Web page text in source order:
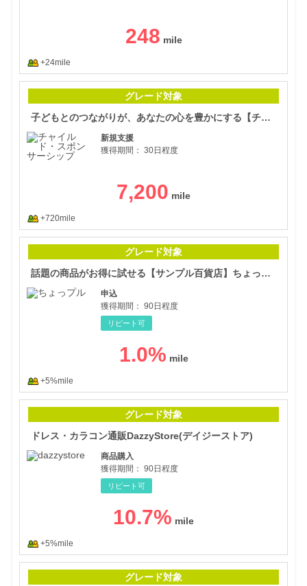
248
+24mile
グレード対象
子どもとのつながりが、あなたの心を豊かにする【チャイルド・スポンサーシップ】
新規支援
獲得期間： 30日程度
7,200
+720mile
グレード対象
話題の商品がお得に試せる【サンプル百貨店】ちょっプル申込
申込
獲得期間： 90日程度
リピート可
1.0%
+5%mile
グレード対象
ドレス・カラコン通販DazzyStore(デイジーストア)
商品購入
獲得期間： 90日程度
リピート可
10.7%
+5%mile
グレード対象